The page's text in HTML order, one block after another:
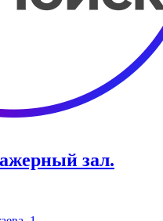
зал.